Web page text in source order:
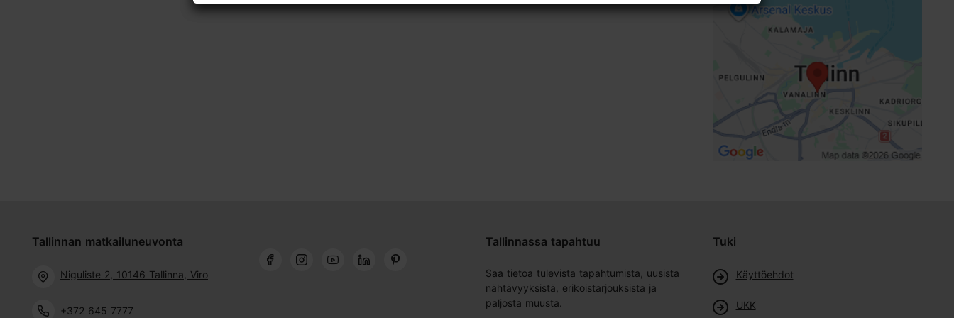
Tallinnan matkailuneuvonta
Niguliste 2, 10146 Tallinna, Viro
+372 645 7777
Tallinnassa tapahtuu
Saa tietoa tulevista tapahtumista, uusista
nähtävyyksistä, erikoistarjouksista ja
paljosta muusta.
Tuki
Käyttöehdot
UKK